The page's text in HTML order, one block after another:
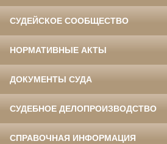
СУДЕЙСКОЕ СООБЩЕСТВО
НОРМАТИВНЫЕ АКТЫ
ДОКУМЕНТЫ СУДА
СУДЕБНОЕ ДЕЛОПРОИЗВОДСТВО
СПРАВОЧНАЯ ИНФОРМАЦИЯ